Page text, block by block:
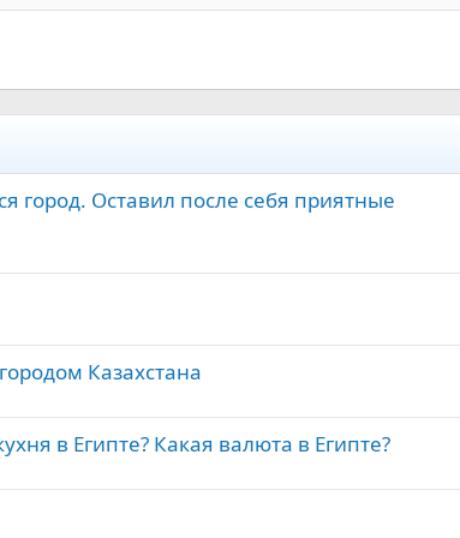
город. Оставил после себя приятные
Казахстана
в Египте? Какая валюта в Египте?